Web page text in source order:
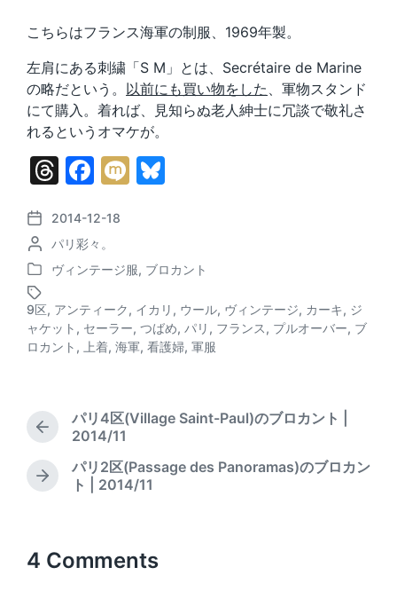
こちらはフランス海軍の制服、1969年製。
左肩にある刺繍「S M」とは、Secrétaire de Marine
の略だという。 以前にも買い物をした 、軍物スタンド
にて購入。着れば、見知らぬ老人紳士に冗談で敬礼さ
れるというオマケが。
T
e
a
d
s
F
c
e
b
o
o
M
k
y
P
o
s
t
d
2014-12-18
P
o
t
e
d
b
パリ彩々。
P
o
s
t
e
ヴィンテージ服, ブロカント
T
a
d
w
t
9区, アンティーク, イカリ , ウール, ヴィンテージ, カーキ, ジ
ャケット , セーラー, つばめ, パリ , フランス, プルオーバー, ブ
ロカント , 上着, 海軍, 看護婦, 軍服
P
e
v
s
パリ4区(Village Saint-Paul)のブロカント |
2014/11
N
p
o
パリ2区(Passage des Panoramas)のブロカン
ト | 2014/11
4 Comments